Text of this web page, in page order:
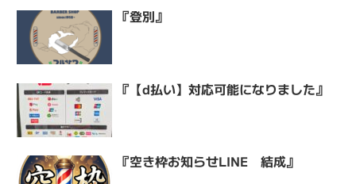
『登別』
『【d払い】対応可能になりました』
『空き枠お知らせLINE 結成』